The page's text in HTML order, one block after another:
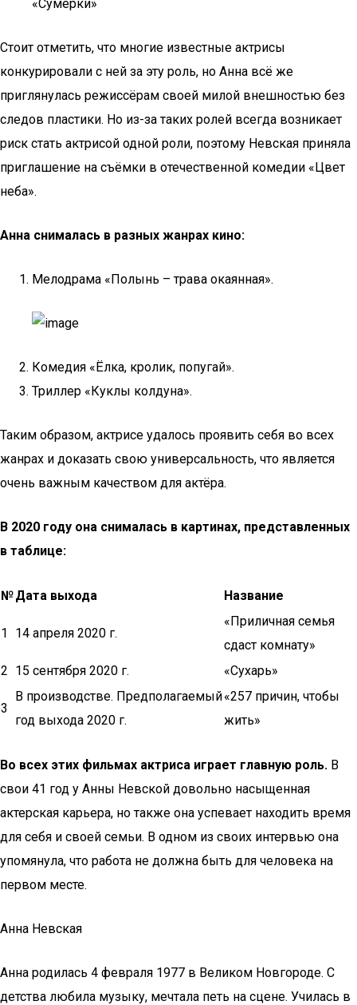
«Сумерки»
Стоит отметить, что многие известные актрисы
конкурировали с ней за эту роль, но Анна всё же
приглянулась режиссёрам своей милой внешностью без
следов пластики. Но из-за таких ролей всегда возникает
риск стать актрисой одной роли, поэтому Невская приняла
приглашение на съёмки в отечественной комедии «Цвет
неба».
Анна снималась в разных жанрах кино:
Мелодрама «Полынь – трава окаянная».
Комедия «Ёлка, кролик, попугай».
Триллер «Куклы колдуна».
Таким образом, актрисе удалось проявить себя во всех
жанрах и доказать свою универсальность, что является
очень важным качеством для актёра.
В 2020 году она снималась в картинах, представленных
в таблице:
№Дата выхода Название
1 14 апреля 2020 г.
«Приличная семья
сдаст комнату»
2 15 сентября 2020 г. «Сухарь»
3
В производстве. Предполагаемый
год выхода 2020 г.
«257 причин, чтобы
жить»
Во всех этих фильмах актриса играет главную роль. В
свои 41 год у Анны Невской довольно насыщенная
актерская карьера, но также она успевает находить время
для себя и своей семьи. В одном из своих интервью она
упомянула, что работа не должна быть для человека на
первом месте.
Анна Невская
Анна родилась 4 февраля 1977 в Великом Новгороде. С
детства любила музыку, мечтала петь на сцене. Училась в